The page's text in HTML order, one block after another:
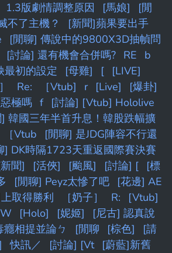
1.3版劇情調整原因
[馬娘]
[閒
不了主機？
[新聞]蘋果要出手
[閒聊] 傳說中的9800X3D抽幀問
[討論] 還有機會合併嗎? RE
b
最初的設定 [母雞] [
[LIVE]
Re: ［Vtub] r [Live]
[爆卦]
極嗎 f
[討論] [Vtub] Hololive
韓國三年半首升息！韓股跌幅擴
［Vtub
[閒聊] 是JDG陣容不行還
] DK時隔1723天重返國際賽決賽
聞] [活俠] [颱風] [討論] [
[標
[閒聊] Peyz太慘了吧
[花邊] AE
取得勝利
［奶子］ R:
[Vtub]
[Holo] [妮姬]
[尼古] 認真說
相提並論ㄅ
[閒聊 [棕色]
[請
快訊／ [討論] [Vt
[蔚藍]新舊